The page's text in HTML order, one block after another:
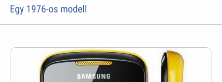
Egy 1976-os modell